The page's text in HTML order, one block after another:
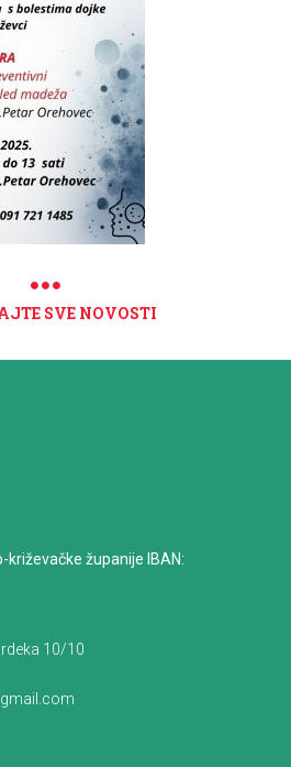
SVE NOVOSTI
križevačke županije IBAN:
10/10